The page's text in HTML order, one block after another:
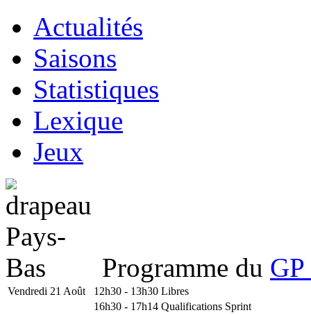
Actualités
Saisons
Statistiques
Lexique
Jeux
Programme du
Vendredi 21 Août 12h30 - 13h30 Libres
16h30 - 17h14 Qualifications Sprint